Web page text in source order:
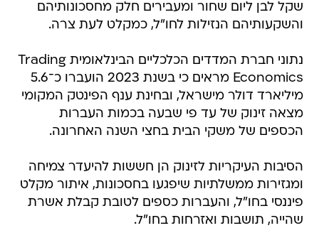
שקל לבן ליום שחור ומעבירים חלק מחסכונותיהם
והשקעותיהם הנזילות לחו"ל, כמקלט לעת צרה.
נתוני חברת המדדים הכלכליים הבינלאומית Trading
Economics מראים כי בשנת 2023 הועברו כ־5.6
מיליארד דולר מישראל, ובחינת ענף הפינטק המקומי
מצאה זינוק של עד פי שבעה בכמות העברות
הכספים של משקי הבית בחצי השנה האחרונה.
הסיבות העיקריות לזינוק הן חששות להיעדר צמיחה
ומגזירות ממשלתיות שיפגעו בחסכונות, איתור מקלט
פיננסי בחו"ל, והעברות כספים לטובת קבלת אשרת
שהייה, תושבות ואזרחות בחו"ל.